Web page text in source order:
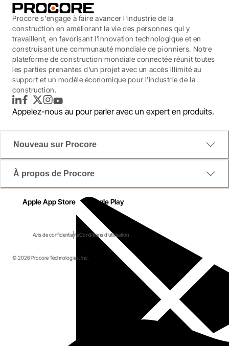
Procore s'engage à faire avancer l'industrie de la
construction en améliorant la vie des personnes qui y
travaillent, en favorisant l'innovation technologique et en
construisant une communauté mondiale de pionniers. Notre
plateforme de construction mondiale connectée réunit toutes
les parties prenantes d'un projet avec un accès illimité au
support et un modèle économique pour l'industrie de la
construction.
LinkedInFacebook
TwitterInstagram
YouTube
Appelez-nous au pour parler avec un expert en produits.
Nouveau sur Procore
À propos de Procore
Apple App Store Google Play
Avis de confidentialitéConditions d'utilisation
© 2026 Procore Technologies, Inc.